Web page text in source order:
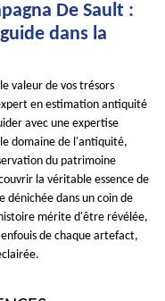
De Sault :
dans la
valeur de vos trésors
en estimation antiquité
avec une expertise
domaine de l'antiquité,
du patrimoine
la véritable essence de
dénichée dans un coin de
mérite d'être révélée,
de chaque artefact,